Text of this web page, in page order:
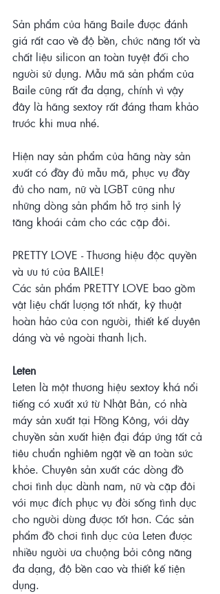
Sản phẩm của hãng Baile được đánh
giá rất cao về độ bền, chức năng tốt và
chất liệu silicon an toàn tuyệt đối cho
người sử dụng. Mẫu mã sản phẩm của
Baile cũng rất đa dạng, chính vì vậy
đây là hãng sextoy rất đáng tham khảo
trước khi mua nhé.
Hiện nay sản phẩm của hãng này sản
xuất có đầy đủ mẫu mã, phục vụ đầy
đủ cho nam, nữ và LGBT cũng như
những dòng sản phẩm hỗ trợ sinh lý
tăng khoái cảm cho các cặp đôi.
PRETTY LOVE - Thương hiệu độc quyền
và ưu tú của BAILE!
Các sản phẩm PRETTY LOVE bao gồm
vật liệu chất lượng tốt nhất, kỹ thuật
hoàn hảo của con người, thiết kế duyên
dáng và vẻ ngoài thanh lịch.
Leten
Leten là một thương hiệu sextoy khá nổi
tiếng có xuất xứ từ Nhật Bản, có nhà
máy sản xuất tại Hồng Kông, với dây
chuyền sản xuất hiện đại đáp ứng tất cả
tiêu chuẩn nghiêm ngặt về an toàn sức
khỏe. Chuyên sản xuất các dòng đồ
chơi tình dục dành nam, nữ và cặp đôi
với mục đích phục vụ đời sống tình dục
cho người dùng được tốt hơn. Các sản
phẩm đồ chơi tình dục của Leten được
nhiều người ưa chuộng bởi công năng
đa dạng, độ bền cao và thiết kế tiện
dụng.